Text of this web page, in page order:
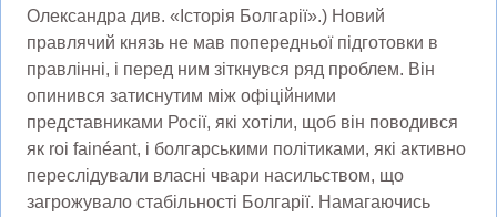
Олександра див. «Історія Болгарії».) Новий
правлячий князь не мав попередньої підготовки в
правлінні, і перед ним зіткнувся ряд проблем. Він
опинився затиснутим між офіційними
представниками Росії, які хотіли, щоб він поводився
як roi fainéant, і болгарськими політиками, які активно
переслідували власні чвари насильством, що
загрожувало стабільності Болгарії. Намагаючись